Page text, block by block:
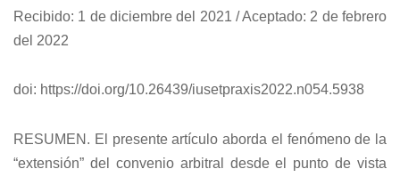
Recibido: 1 de diciembre del 2021 / Aceptado: 2 de febrero
del 2022
doi: https://doi.org/10.26439/iusetpraxis2022.n054.5938
RESUMEN. El presente artículo aborda el fenómeno de la
“extensión” del convenio arbitral desde el punto de vista